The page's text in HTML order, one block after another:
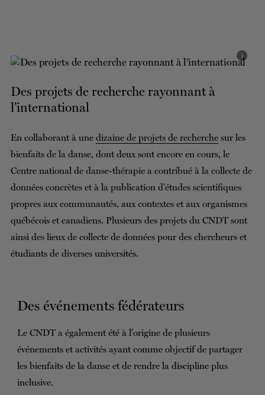
Des projets de recherche rayonnant à
l’international
En collaborant à une dizaine de projets de recherche sur les
bienfaits de la danse, dont deux sont encore en cours, le
Centre national de danse-thérapie a contribué à la collecte de
données concrètes et à la publication d’études scientifiques
propres aux communautés, aux contextes et aux organismes
québécois et canadiens. Plusieurs des projets du CNDT sont
ainsi des lieux de collecte de données pour des chercheurs et
étudiants de diverses universités.
i
Des événements fédérateurs
Le CNDT a également été à l’origine de plusieurs
événements et activités ayant comme objectif de partager
les bienfaits de la danse et de rendre la discipline plus
inclusive.